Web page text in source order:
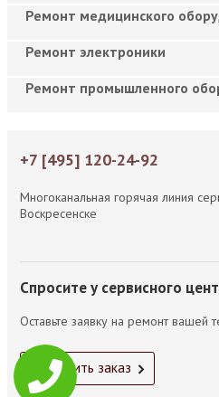
Ремонт медицинского
Ремонт электроники
Ремонт промышленного
+7 [495] 120-24-92
Многоканальная горячая линия
Воскресенске
Спросите у сервисного
Оставьте заявку на ремонт вашей
Оформить заказ